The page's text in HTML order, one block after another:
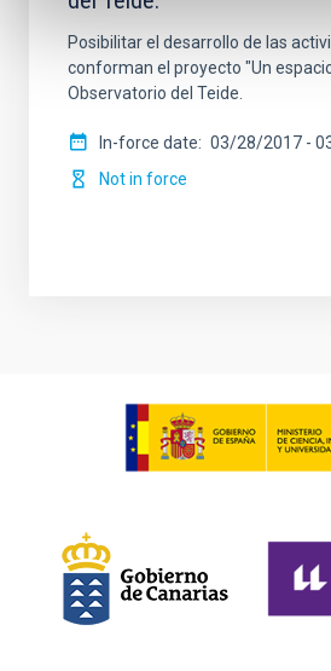
Posibilitar el desarrollo de las
conforman el proyecto "Un
Observatorio del Teide.
In-force date 03/28/2017 -
Not in force